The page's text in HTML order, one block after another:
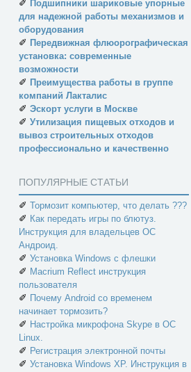
✐ Подшипники шариковые упорные
для надежной работы механизмов и
оборудования
✐ Передвижная флюорографическая
установка: современные
возможности
✐ Преимущества работы в группе
компаний Лакталис
✐ Эскорт услуги в Москве
✐ Утилизация пищевых отходов и
вывоз строительных отходов
профессионально и качественно
ПОПУЛЯРНЫЕ СТАТЬИ
✐ Тормозит компьютер, что делать ???
✐ Как передать игры по блютуз.
Инструкция для владельцев ОС
Андроид.
✐ Установка Windows с флешки
✐ Macrium Reflect инструкция
пользователя
✐ Почему Android со временем
начинает тормозить?
✐ Настройка микрофона Skype в ОС
Linux.
✐ Регистрация электронной почты
✐ Установка Windows XP. Инструкция в